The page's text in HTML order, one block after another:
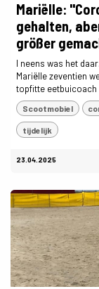
Mariëlle:
gehalten,
größer
I neens was het
Mariëlle zeventien
topfitte eetbuicoach
Scootmobiel
tijdelijk
23.04.2025